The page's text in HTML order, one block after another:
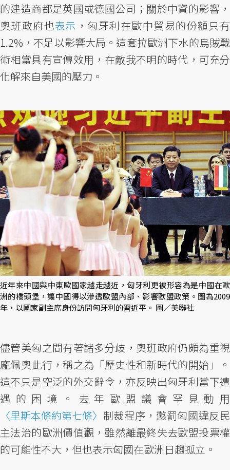
的建造商都是英國或德國公司；關於中資的影響，
奧班政府也表示 ，匈牙利在歐中貿易的份額只有
1.2%，不足以影響大局。這套拉歐洲下水的烏賊戰
術相當具有宣傳效用，在敵我不明的時代，可充分
化解來自美國的壓力。
近年來中國與中東歐國家越走越近，匈牙利更被形容為是中國在歐
洲的橋頭堡，讓中國得以滲透歐盟內部、影響歐盟政策。圖為2009
年，以國家副主席身份訪問匈牙利的習近平。 圖／美聯社
儘管美匈之間有著諸多分歧，奧班政府仍頗為重視
龐佩奧此行，稱之為「歷史性和新時代的開始」。
這不只是空泛的外交辭令，亦反映出匈牙利當下遭
遇的困境。去年歐盟議會罕見動用
〈里斯本條約第七條〉 制裁程序，懲罰匈國違反民
主法治的歐洲價值觀，雖然離最終失去歐盟投票權
的可能性不大，但也表示匈國在歐洲日趨孤立。